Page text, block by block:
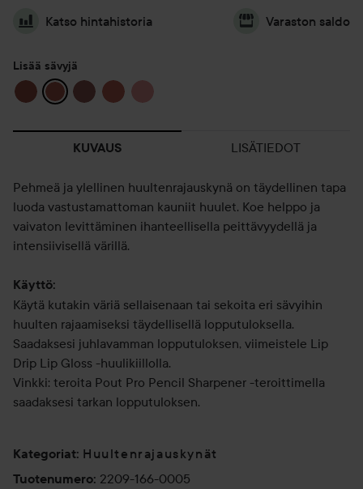
Katso hintahistoria Varaston saldo
Lisää sävyjä
KUVAUS LISÄTIEDOT
Pehmeä ja ylellinen huultenrajauskynä on täydellinen tapa
luoda vastustamattoman kauniit huulet. Koe helppo ja
vaivaton levittäminen ihanteellisella peittävyydellä ja
intensiivisellä värillä.
Käyttö:
Käytä kutakin väriä sellaisenaan tai sekoita eri sävyihin
huulten rajaamiseksi täydellisellä lopputuloksella.
Saadaksesi juhlavamman lopputuloksen, viimeistele Lip
Drip Lip Gloss -huulikiillolla.
Vinkki: teroita Pout Pro Pencil Sharpener -teroittimella
saadaksesi tarkan lopputuloksen.
Kategoriat: Huultenrajauskynät
Tuotenumero: 2209-166-0005